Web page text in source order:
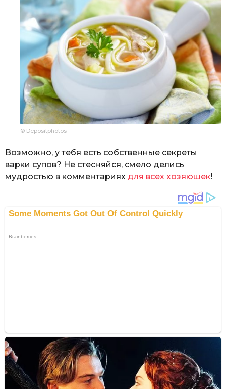
© Depositphotos
Возможно, у тебя есть собственные секреты
варки супов? Не стесняйся, смело делись
мудростью в комментариях для всех хозяюшек!